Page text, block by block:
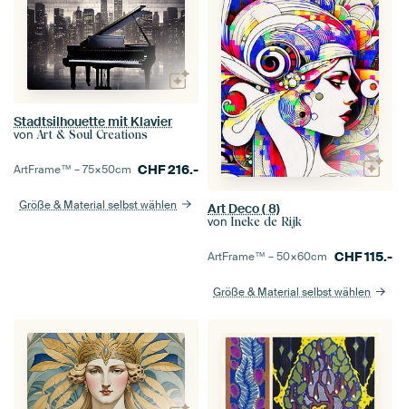
Stadtsilhouette mit Klavier
von Art & Soul Creations
ArtFrame™ –75×50cm CHF216.-
Größe & Material selbst wählen Art Deco ( 8)
von Ineke de Rijk
ArtFrame™ –50×60cm CHF115.-
Größe & Material selbst wählen